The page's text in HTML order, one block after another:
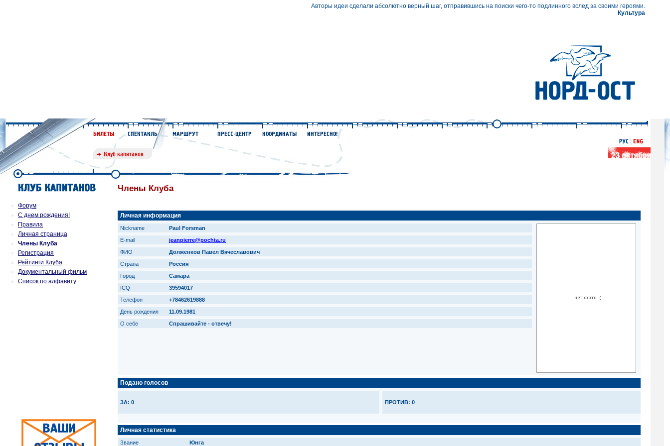
Авторы идеи сделали абсолютно верный шаг, отправившись на поиски чего-то подлинного вслед за своими героями.
Культура
Форум
С днем рождения!
Правила
Личная страница
Члены Клуба
Регистрация
Рейтинги Клуба
Документальный фильм
Список по алфавиту
Члены Клуба
Личная информация
Nickname
Paul Forsman
E-mail
jeanpierre@pochta.ru
ФИО
Долженков Павел Вячеславович
Страна
Россия
Город
Самара
ICQ
39594017
Телефон
+78462619888
День рождения
11.09.1981
О себе
Спрашивайте - отвечу!
Подано голосов
ЗА: 0 ПРОТИВ: 0
Личная статистика
Звание Юнга